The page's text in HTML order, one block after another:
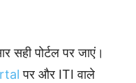
सही पोर्टल पर जाएं।
पर और ITI वाले